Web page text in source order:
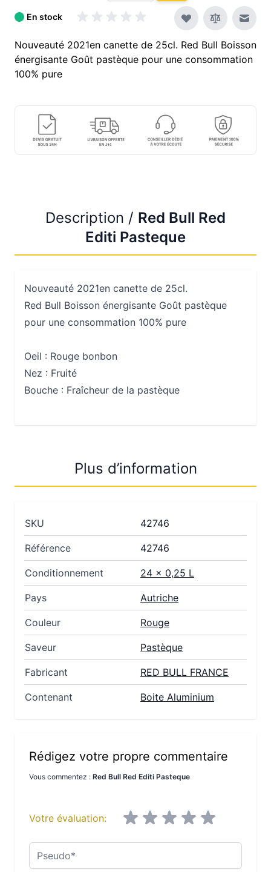
En stock
Nouveauté 2021en canette de 25cl. Red Bull Boisson
énergisante Goût pastèque pour une consommation
100% pure
Description / Red Bull Red
Editi Pasteque
Nouveauté 2021en canette de 25cl.
Red Bull Boisson énergisante Goût pastèque
pour une consommation 100% pure
Oeil : Rouge bonbon
Nez : Fruité
Bouche : Fraîcheur de la pastèque
Plus d’information
SKU 42746
Référence 42746
Conditionnement 24 x 0,25 L
Pays Autriche
Couleur Rouge
Saveur Pastèque
Fabricant RED BULL FRANCE
Contenant Boite Aluminium
Rédigez votre propre commentaire
Vous commentez : Red Bull Red Editi Pasteque
Votre évaluation:
Pseudo